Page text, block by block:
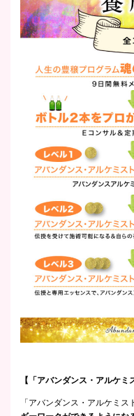
【「アバンダンス・アルケミ
「アバンダンス・アルケミス